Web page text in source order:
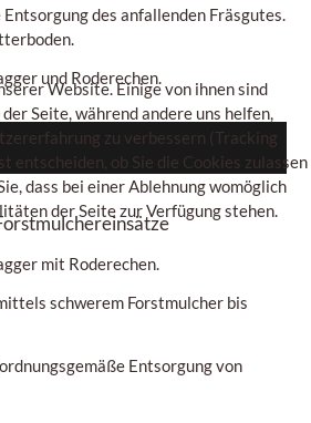
des anfallenden Fräsgutes.
und Roderechen.
mit Roderechen.
schwerem Forstmulcher bis
Entsorgung von
Website. Einige von ihnen sind
Seite, während andere uns helfen,
zu verbessern (Tracking
entscheiden, ob Sie die Cookies zulassen
dass bei einer Ablehnung womöglich
der Seite zur Verfügung stehen.